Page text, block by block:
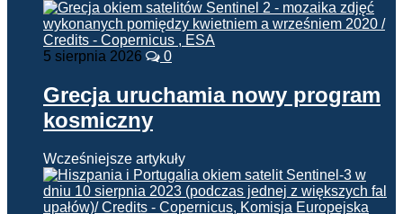
5 sierpnia 2026 0
Grecja uruchamia nowy program
kosmiczny
Wcześniejsze artykuły